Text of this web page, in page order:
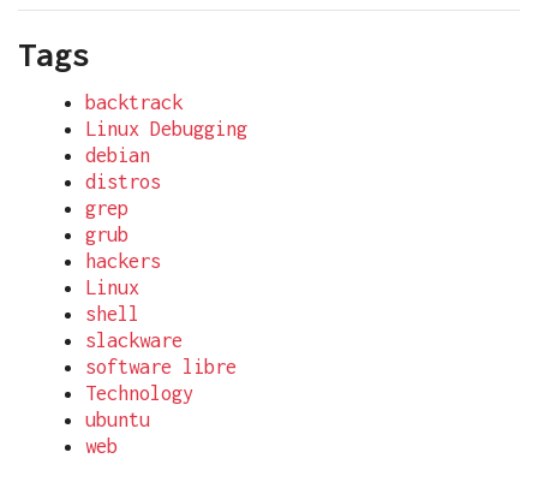
Tags
backtrack
Linux Debugging
debian
distros
grep
grub
hackers
Linux
shell
slackware
software libre
Technology
ubuntu
web